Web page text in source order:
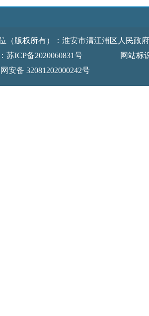
（版权所有）：淮安市清江浦区人民
苏ICP备2020060831号
网站标识码
安备 32081202000242号